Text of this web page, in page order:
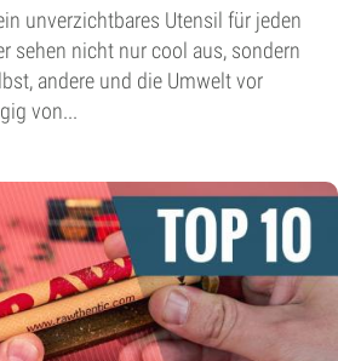
unverzichtbares Utensil für jeden
sehen nicht nur cool aus, sondern
andere und die Umwelt vor
von...